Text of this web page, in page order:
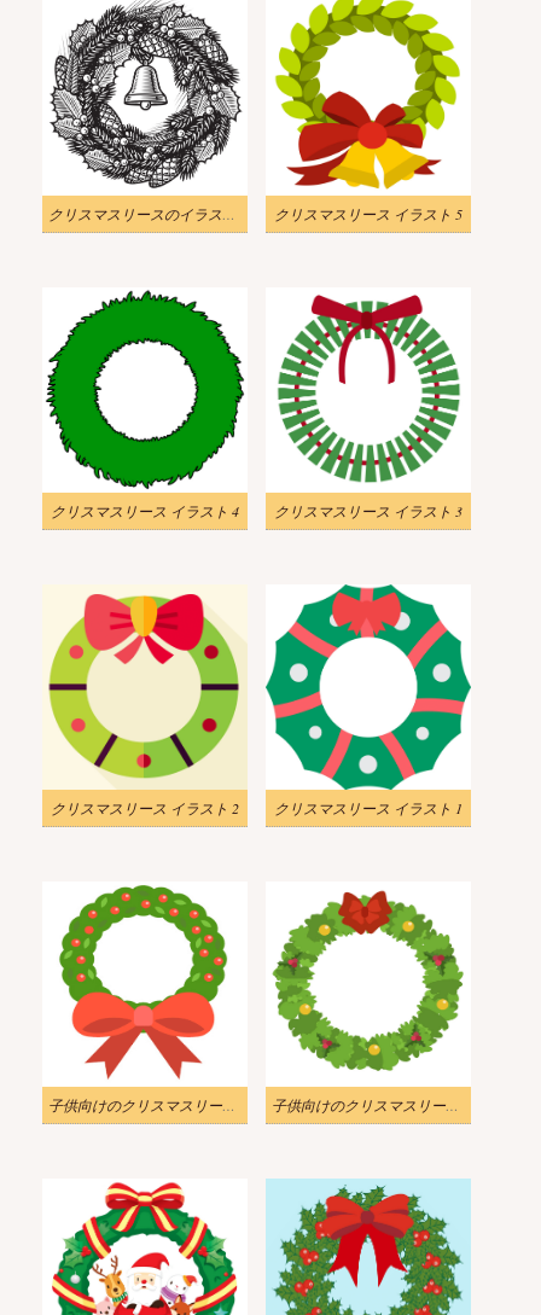
クリスマスリースのイラスト 白黒 クリスマスリース イラスト 5
クリスマスリース イラスト 4 クリスマスリース イラスト 3
クリスマスリース イラスト 2 クリスマスリース イラスト 1
子供向けのクリスマスリースの無料イラスト 3 子供向けのクリスマスリースの無料イラスト 2